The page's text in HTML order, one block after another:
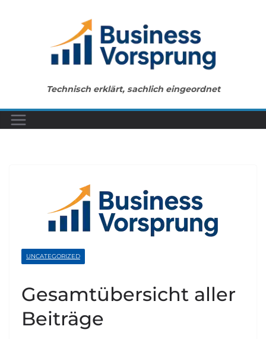
Technisch erklärt, sachlich eingeordnet
UNCATEGORIZED
Gesamtübersicht aller
Beiträge